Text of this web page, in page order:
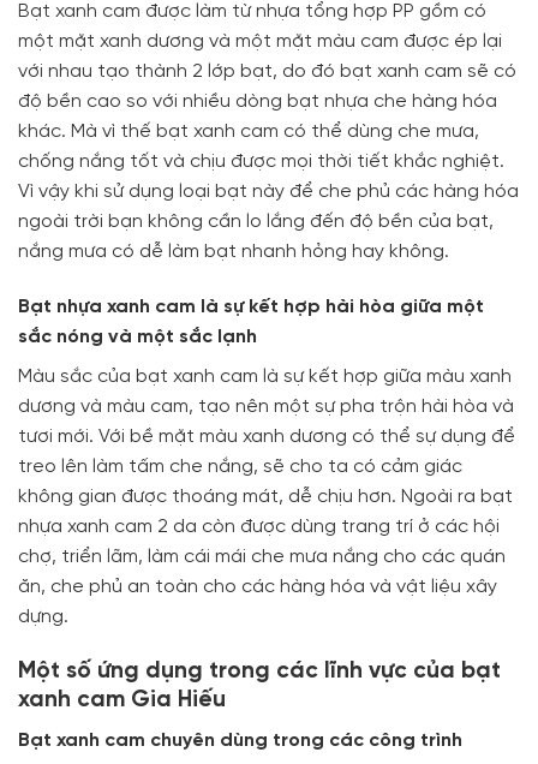
Bạt xanh cam được làm từ nhựa tổng hợp PP gồm có
một mặt xanh dương và một mặt màu cam được ép lại
với nhau tạo thành 2 lớp bạt, do đó bạt xanh cam sẽ có
độ bền cao so với nhiều dòng bạt nhựa che hàng hóa
khác. Mà vì thế bạt xanh cam có thể dùng che mưa,
chống nắng tốt và chịu được mọi thời tiết khắc nghiệt.
Vì vậy khi sử dụng loại bạt này để che phủ các hàng hóa
ngoài trời bạn không cần lo lắng đến độ bền của bạt,
nắng mưa có dễ làm bạt nhanh hỏng hay không.
Bạt nhựa xanh cam là sự kết hợp hài hòa giữa một
sắc nóng và một sắc lạnh
Màu sắc của bạt xanh cam là sự kết hợp giữa màu xanh
dương và màu cam, tạo nên một sự pha trộn hài hòa và
tươi mới. Với bề mặt màu xanh dương có thể sự dụng để
treo lên làm tấm che nắng, sẽ cho ta có cảm giác
không gian được thoáng mát, dễ chịu hơn. Ngoài ra bạt
nhựa xanh cam 2 da còn được dùng trang trí ở các hội
chợ, triển lãm, làm cái mái che mưa nắng cho các quán
ăn, che phủ an toàn cho các hàng hóa và vật liệu xây
dựng.
Một số ứng dụng trong các lĩnh vực của bạt
xanh cam Gia Hiếu
Bạt xanh cam chuyên dùng trong các công trình